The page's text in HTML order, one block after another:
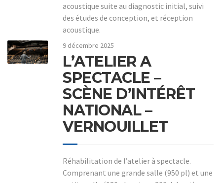
acoustique suite au diagnostic initial, suivi
des études de conception, et réception
acoustique.
9 décembre 2025
L’ATELIER A
SPECTACLE –
SCÈNE D’INTÉRÊT
NATIONAL –
VERNOUILLET
Réhabilitation de l’atelier à spectacle.
Comprenant une grande salle (950 pl) et une